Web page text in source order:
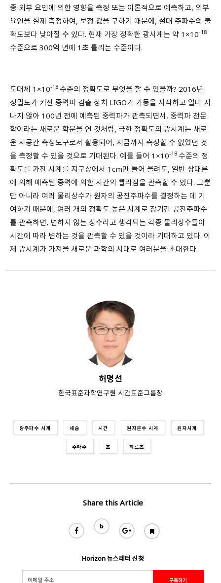
종 외부 요인에 의한 영향을 측정 또는 이론적으로 예측하고, 외부
요인을 실제 측정하여, 보정 값을 구하기 때문에, 절대 주파수의 불
확도보다 낮아질 수 있다. 현재 가장 정확한 광시계는 약 1×10-18
수준으로 300억 년에 1초 틀리는 수준이다.
도대체 1×10-18 수준의 정확도로 무엇을 할 수 있을까? 2016년
정밀도가 커진 중력파 검출 장치 LIGO가 가동을 시작하고 얼마 지
나지 않아 100년 전에 예측된 중력파가 관측되면서, 중력파 천문
학이라는 새로운 학문을 연 것처럼, 극한 정확도의 광시계는 새로
운 시공간 측정도구로서 활용되어, 지금까지 측정할 수 없었던 것
을 측정할 수 있을 것으로 기대된다. 예를 들어 1×10-18 수준의 정
확도를 가진 시계를 지구상에서 1cm만 들어 올려도, 일반 상대론
에 의해 예측된 중력에 의한 시간의 빨라짐을 관측할 수 있다. 그뿐
만 아니라 여러 물리상수가 원자의 공진주파수를 결정하는 데 기
여하기 때문에, 여러 개의 정확도 높은 시계로 장기간 공진주파수
를 관측하면, 변하지 않는 상수라고 생각되는 각종 물리상수들이
시간에 따라 변하는 것을 관측할 수 있을 것이라 기대하고 있다. 이
제 광시계가 가져올 새로운 과학의 시대로 여러분을 초대한다.
허명선
한국표준과학연구원 시간표준그룹장
광주파수 시계 세슘 시간 원자분수 시계 원자시계
주파수 초 헤르츠
Share this Article
Horizon 뉴스레터 신청